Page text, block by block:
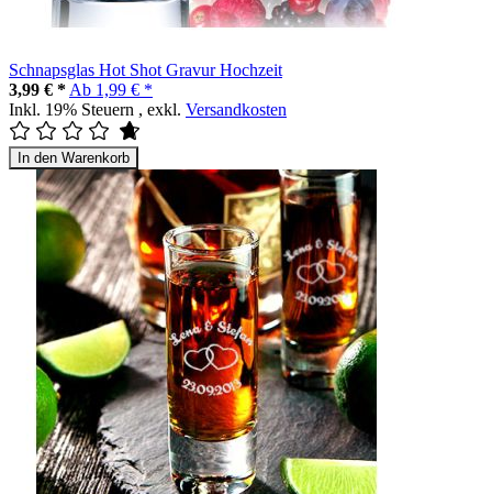
Schnapsglas Hot Shot Gravur Hochzeit
3,99 € * Ab 1,99 € *
Inkl. 19% Steuern , exkl. Versandkosten
In den Warenkorb